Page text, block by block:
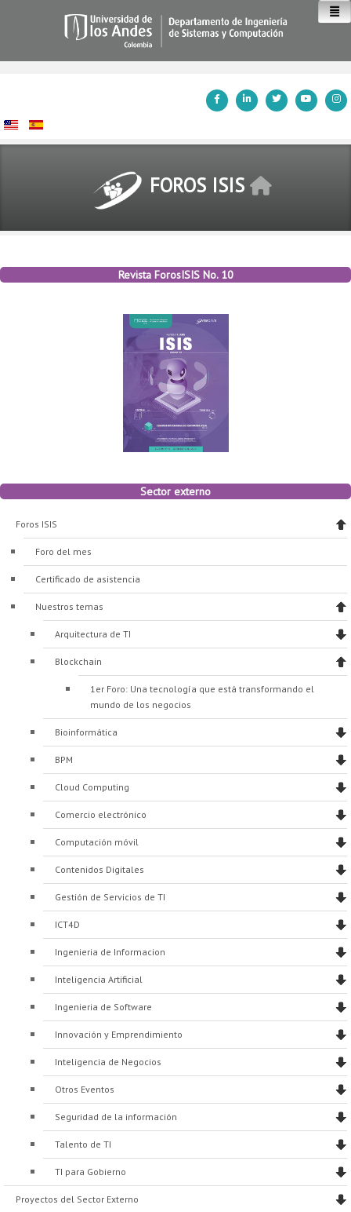
FOROS ISIS
Revista ForosISIS No. 10
Sector externo
Foros ISIS
Foro del mes
Certificado de asistencia
Nuestros temas
Arquitectura de TI
Blockchain
1er Foro: Una tecnología que está transformando el
mundo de los negocios
Bioinformática
BPM
Cloud Computing
Comercio electrónico
Computación móvil
Contenidos Digitales
Gestión de Servicios de TI
ICT4D
Ingenieria de Informacion
Inteligencia Artificial
Ingenieria de Software
Innovación y Emprendimiento
Inteligencia de Negocios
Otros Eventos
Seguridad de la información
Talento de TI
TI para Gobierno
Proyectos del Sector Externo